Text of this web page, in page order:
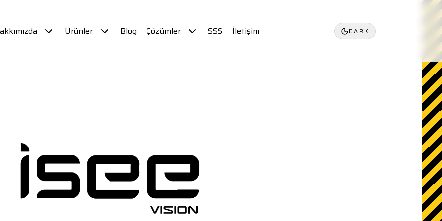
Ürünler Blog Çözümler SSS İletişim DARK